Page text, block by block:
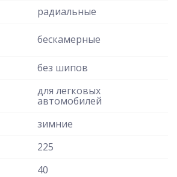
радиальные
бескамерные
без шипов
для легковых
автомобилей
зимние
225
40